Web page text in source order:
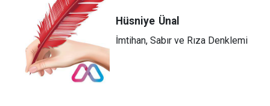
Hüsniye Ünal
İmtihan, Sabır ve Rıza Denklemi